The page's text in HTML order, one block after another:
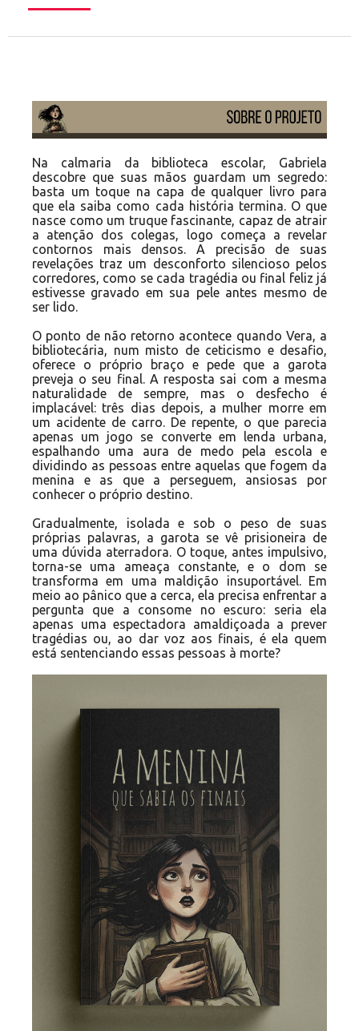
Na calmaria da biblioteca escolar, Gabriela
descobre que suas mãos guardam um segredo:
basta um toque na capa de qualquer livro para
que ela saiba como cada história termina. O que
nasce como um truque fascinante, capaz de atrair
a atenção dos colegas, logo começa a revelar
contornos mais densos. A precisão de suas
revelações traz um desconforto silencioso pelos
corredores, como se cada tragédia ou final feliz já
estivesse gravado em sua pele antes mesmo de
ser lido.
O ponto de não retorno acontece quando Vera, a
bibliotecária, num misto de ceticismo e desafio,
oferece o próprio braço e pede que a garota
preveja o seu final. A resposta sai com a mesma
naturalidade de sempre, mas o desfecho é
implacável: três dias depois, a mulher morre em
um acidente de carro. De repente, o que parecia
apenas um jogo se converte em lenda urbana,
espalhando uma aura de medo pela escola e
dividindo as pessoas entre aquelas que fogem da
menina e as que a perseguem, ansiosas por
conhecer o próprio destino.
Gradualmente, isolada e sob o peso de suas
próprias palavras, a garota se vê prisioneira de
uma dúvida aterradora. O toque, antes impulsivo,
torna-se uma ameaça constante, e o dom se
transforma em uma maldição insuportável. Em
meio ao pânico que a cerca, ela precisa enfrentar a
pergunta que a consome no escuro: seria ela
apenas uma espectadora amaldiçoada a prever
tragédias ou, ao dar voz aos finais, é ela quem
está sentenciando essas pessoas à morte?